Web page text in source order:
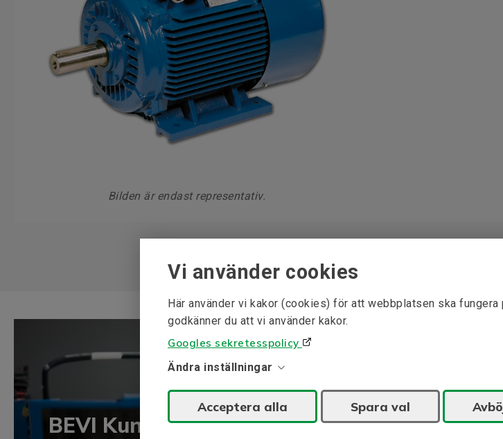
Vi använder cookies
Här använder vi kakor (cookies) för att webbplatsen ska
godkänner du att vi använder kakor.
Googles sekretesspolicy
Ändra inställningar
Acceptera alla Spara val
Bilden är endast representativ.
BEVI Kunskapsbank